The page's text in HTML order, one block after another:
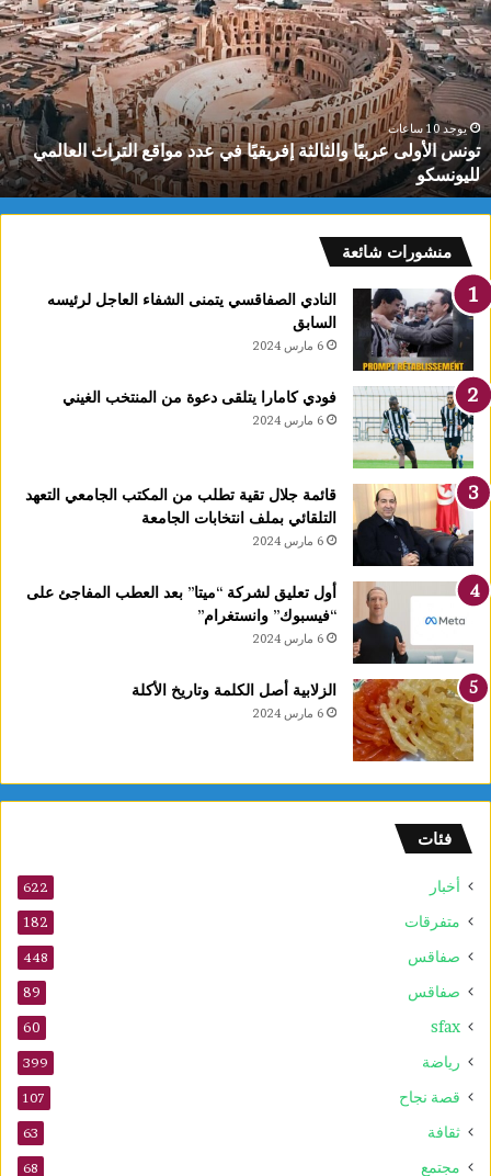
ن
س
ا
ل
أ
و
ل
ى
ع
ر
ا
و
ث
ا
إ
ق
ي
ع
يوجد 10 ساعات
تونس الأولى عربيًا والثالثة إفريقيًا في عدد مواقع التراث العالمي
لليونسكو
منشورات شائعة
النادي الصفاقسي يتمنى الشفاء العاجل لرئيسه
السابق
6 مارس 2024
فودي كامارا يتلقى دعوة من المنتخب الغيني
6 مارس 2024
قائمة جلال تقية تطلب من المكتب الجامعي التعهد
التلقائي بملف انتخابات الجامعة
6 مارس 2024
أول تعليق لشركة “ميتا” بعد العطب المفاجئ على
“فيسبوك” وانستغرام”
6 مارس 2024
الزلابية أصل الكلمة وتاريخ الأكلة
6 مارس 2024
فئات
أخبار 622
متفرقات 182
صفاقس 448
صفاقس 89
sfax
60
رياضة 399
قصة نجاح 107
ثقافة 63
مجتمع 68